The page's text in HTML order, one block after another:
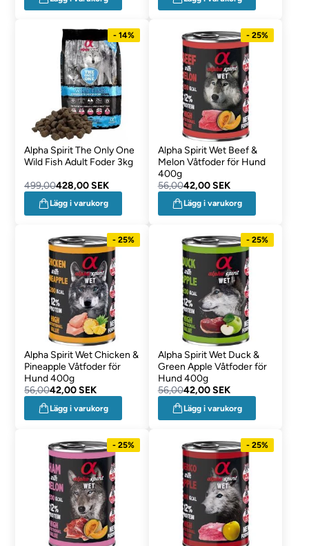
- 14%
Alpha Spirit The Only One
Wild Fish Adult Foder 3kg
499,00428,00 SEK
Lägg i varukorg
- 25%
Alpha Spirit Wet Beef &
Melon Våtfoder för Hund
400g
56,0042,00 SEK
Lägg i varukorg
- 25%
Alpha Spirit Wet Chicken &
Pineapple Våtfoder för
Hund 400g
56,0042,00 SEK
Lägg i varukorg
- 25%
Alpha Spirit Wet Duck &
Green Apple Våtfoder för
Hund 400g
56,0042,00 SEK
Lägg i varukorg
- 25% - 25%